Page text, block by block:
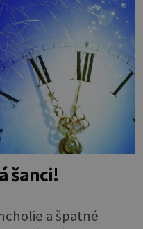
šanci!
a špatné